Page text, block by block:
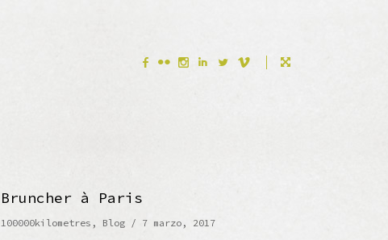
F N I L V
Bruncher à Paris
100000kilometres , Blog / 7 marzo, 2017